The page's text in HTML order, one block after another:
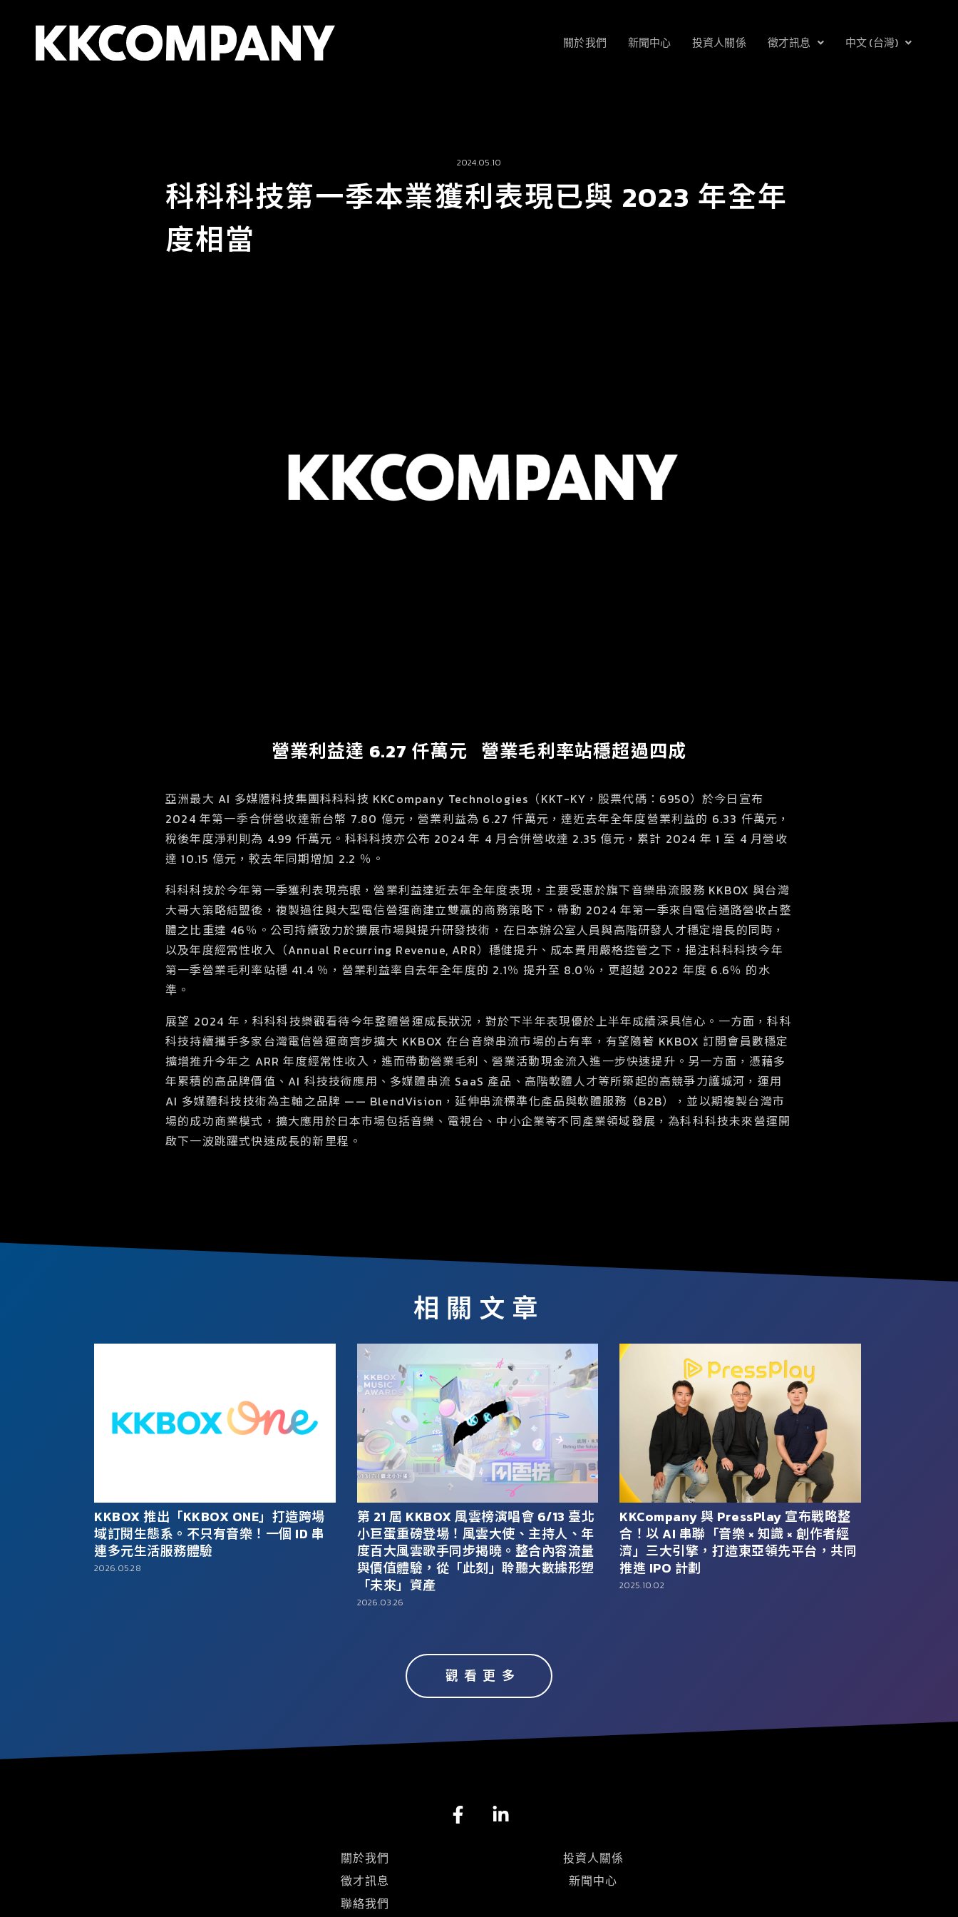
關於我們 新聞中心 投資人關係 徵才訊息 中文 (台灣)
2024.05.10
科科科技第一季本業獲利表現已與 2023 年全年
度相當
營業利益達 6.27 仟萬元 營業毛利率站穩超過四成
亞洲最大 AI 多媒體科技集團科科科技 KKCompany Technologies（KKT-KY，股票代碼：6950）於今日宣布
2024 年第一季合併營收達新台幣 7.80 億元，營業利益為 6.27 仟萬元，達近去年全年度營業利益的 6.33 仟萬元，
稅後年度淨利則為 4.99 仟萬元。科科科技亦公布 2024 年 4 月合併營收達 2.35 億元，累計 2024 年 1 至 4 月營收
達 10.15 億元，較去年同期增加 2.2 ％。
科科科技於今年第一季獲利表現亮眼，營業利益達近去年全年度表現，主要受惠於旗下音樂串流服務 KKBOX 與台灣
大哥大策略結盟後，複製過往與大型電信營運商建立雙贏的商務策略下，帶動 2024 年第一季來自電信通路營收占整
體之比重達 46％。公司持續致力於擴展市場與提升研發技術，在日本辦公室人員與高階研發人才穩定增長的同時，
以及年度經常性收入（Annual Recurring Revenue, ARR）穩健提升、成本費用嚴格控管之下，挹注科科科技今年
第一季營業毛利率站穩 41.4 ％，營業利益率自去年全年度的 2.1％ 提升至 8.0％，更超越 2022 年度 6.6％ 的水
準。
展望 2024 年，科科科技樂觀看待今年整體營運成長狀況，對於下半年表現優於上半年成績深具信心。一方面，科科
科技持續攜手多家台灣電信營運商齊步擴大 KKBOX 在台音樂串流市場的占有率，有望隨著 KKBOX 訂閱會員數穩定
擴增推升今年之 ARR 年度經常性收入，進而帶動營業毛利、營業活動現金流入進一步快速提升。另一方面，憑藉多
年累積的高品牌價值、AI 科技技術應用、多媒體串流 SaaS 產品、高階軟體人才等所築起的高競爭力護城河，運用
AI 多媒體科技技術為主軸之品牌 —— BlendVision，延伸串流標準化產品與軟體服務（B2B），並以期複製台灣市
場的成功商業模式，擴大應用於日本市場包括音樂、電視台、中小企業等不同產業領域發展，為科科科技未來營運開
啟下一波跳躍式快速成長的新里程。
相關文章
KKBOX 推出「KKBOX ONE」打造跨場
域訂閱生態系。不只有音樂！一個 ID 串
連多元生活服務體驗
2026.05.28
第 21 屆 KKBOX 風雲榜演唱會 6/13 臺北
小巨蛋重磅登場！風雲大使、主持人、年
度百大風雲歌手同步揭曉。整合內容流量
與價值體驗，從「此刻」聆聽大數據形塑
「未來」資產
2026.03.26
KKCompany 與 PressPlay 宣布戰略整
合！以 AI 串聯「音樂 × 知識 × 創作者經
濟」三大引擎，打造東亞領先平台，共同
推進 IPO 計劃
2025.10.02
觀看更多
F
a
L
i
關於我們
徵才訊息
聯絡我們
投資人關係
新聞中心